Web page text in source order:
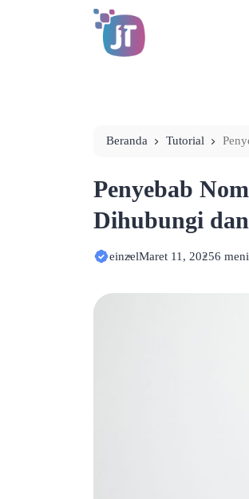
Beranda Tutorial
Penyebab
Dihubungi
einzelMaret 11, 20256